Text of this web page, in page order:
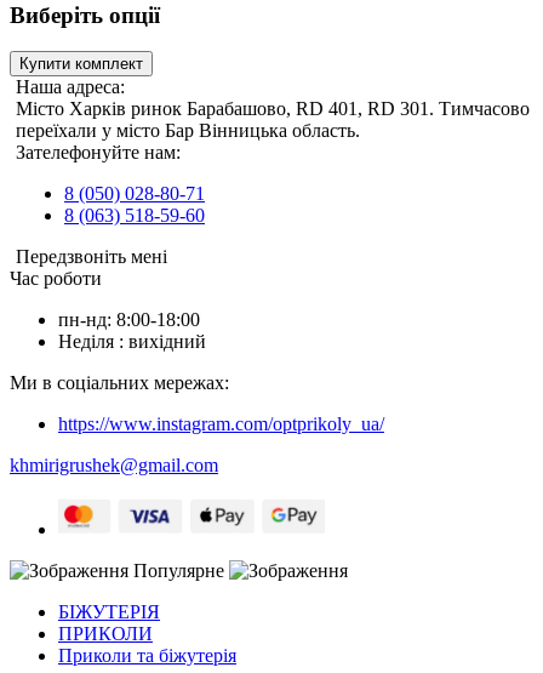
Виберіть опції
Купити комплект
Наша адреса:
Місто Харків ринок Барабашово, RD 401, RD 301. Тимчасово
переїхали у місто Бар Вінницька область.
Зателефонуйте нам:
8 (050) 028-80-71
8 (063) 518-59-60
Передзвоніть мені
Час роботи
пн-нд: 8:00-18:00
Неділя : вихідний
Ми в соціальних мережах:
https://www.instagram.com/optprikoly_ua/
khmirigrushek@gmail.com
Популярне
БІЖУТЕРІЯ
ПРИКОЛИ
Приколи та біжутерія